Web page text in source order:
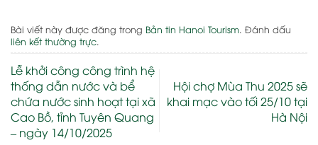
Bài viết này được đăng trong Bản tin Hanoi Tourism. Đánh dấu
liên kết thường trực.
Lễ khởi công công trình hệ
thống dẫn nước và bể
chứa nước sinh hoạt tại xã
Cao Bồ, tỉnh Tuyên Quang
– ngày 14/10/2025
Hội chợ Mùa Thu 2025 sẽ
khai mạc vào tối 25/10 tại
Hà Nội